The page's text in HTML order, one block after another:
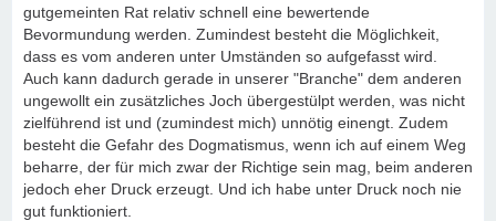
gutgemeinten Rat relativ schnell eine bewertende
Bevormundung werden. Zumindest besteht die Möglichkeit,
dass es vom anderen unter Umständen so aufgefasst wird.
Auch kann dadurch gerade in unserer "Branche" dem anderen
ungewollt ein zusätzliches Joch übergestülpt werden, was nicht
zielführend ist und (zumindest mich) unnötig einengt. Zudem
besteht die Gefahr des Dogmatismus, wenn ich auf einem Weg
beharre, der für mich zwar der Richtige sein mag, beim anderen
jedoch eher Druck erzeugt. Und ich habe unter Druck noch nie
gut funktioniert.